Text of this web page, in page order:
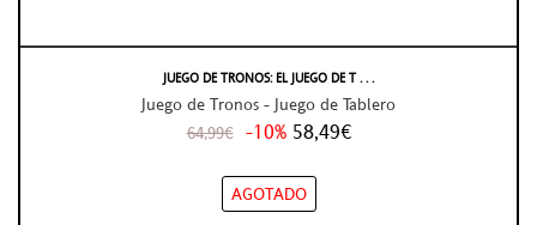
JUEGO DE TRONOS: EL JUEGO DE T . . .
Juego de Tronos - Juego de Tablero
64,99€ -10% 58,49€
AGOTADO